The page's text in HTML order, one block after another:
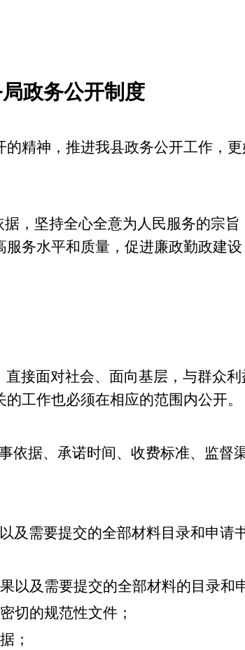
政务公开制度
神，推进我县政务公开工作，更
，坚持全心全意为人民服务的宗
务水平和质量，促进廉政勤政建
接面对社会、面向基层，与群众
工作也必须在相应的范围内公开。
依据、承诺时间、收费标准、监督
需要提交的全部材料目录和申请
及需要提交的全部材料的目录和
的规范性文件；
；